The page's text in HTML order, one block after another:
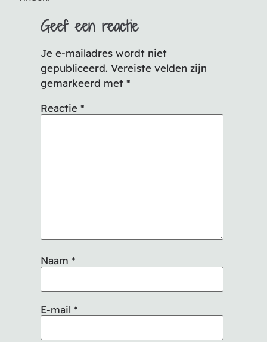
Geef een reactie
Je e-mailadres wordt niet
gepubliceerd. Vereiste velden zijn
gemarkeerd met*
Reactie*
Naam*
E-mail*